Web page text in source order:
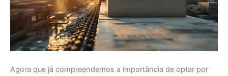
Agora que já compreendemos a importância de optar por